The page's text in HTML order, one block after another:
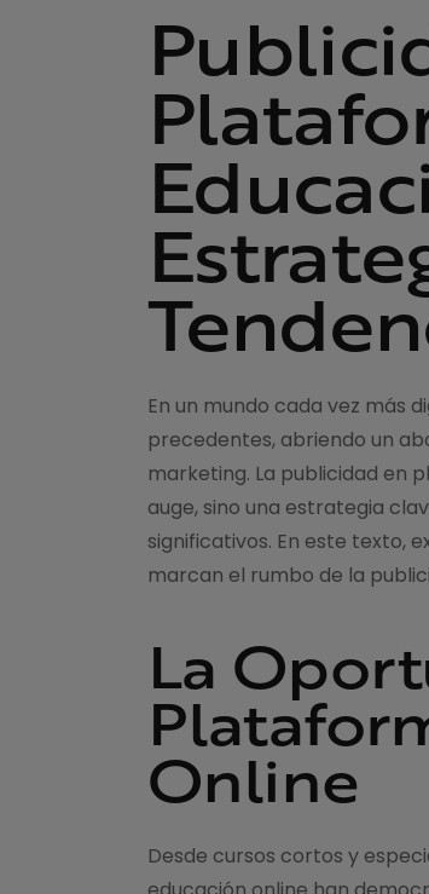
En un mundo cada vez más
precedentes, abriendo un
marketing. La publicidad en
auge, sino una estrategia
significativos. En este texto,
marcan el rumbo de la
La
Online
Desde cursos cortos y